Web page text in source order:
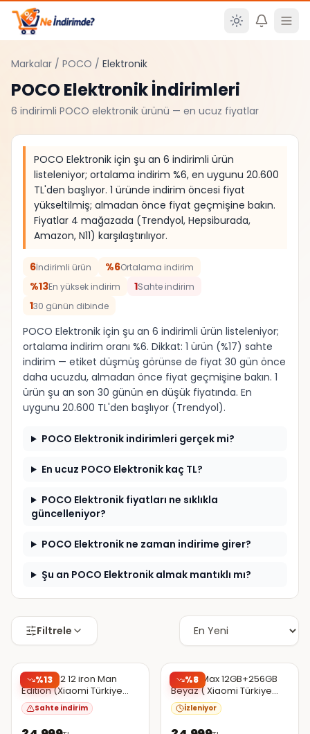
Ana içeriğe atla
Markalar / POCO / Elektronik
POCOElektronikİndirimleri
6 indirimli POCO elektronik ürünü — en ucuz fiyatlar
POCO Elektronik için şu an 6 indirimli ürün
listeleniyor; ortalama indirim %6, en uygunu 20.600
TL'den başlıyor. 1 üründe indirim öncesi fiyat
yükseltilmiş; almadan önce fiyat geçmişine bakın.
Fiyatlar 4 mağazada (Trendyol, Hepsiburada,
Amazon, N11) karşılaştırılıyor.
6İndirimli ürün %6Ortalama indirim
%13En yüksek indirim 1Sahte indirim
130 günün dibinde
POCO Elektronik için şu an 6 indirimli ürün listeleniyor;
ortalama indirim oranı %6. Dikkat: 1 ürün (%17) sahte
indirim — etiket düşmüş görünse de fiyat 30 gün önce
daha ucuzdu, almadan önce fiyat geçmişine bakın. 1
ürün şu an son 30 günün en düşük fiyatında. En
uygunu 20.600 TL'den başlıyor (Trendyol).
POCO Elektronik indirimleri gerçek mi?
En ucuz POCO Elektronik kaç TL?
POCO Elektronik fiyatları ne sıklıkla
güncelleniyor?
POCO Elektronik ne zaman indirime girer?
Şu an POCO Elektronik almak mantıklı mı?
Filtrele
%13
EN DÜŞÜK
Şüpheli
X8 Pro 512 12 iron Man
Edition (Xiaomi Türkiye
Garantili) Gold
Sahte indirim
%8
X8 Pro Max 12GB+256GB
Beyaz ( Xiaomi Türkiye
Garantili )
İzleniyor